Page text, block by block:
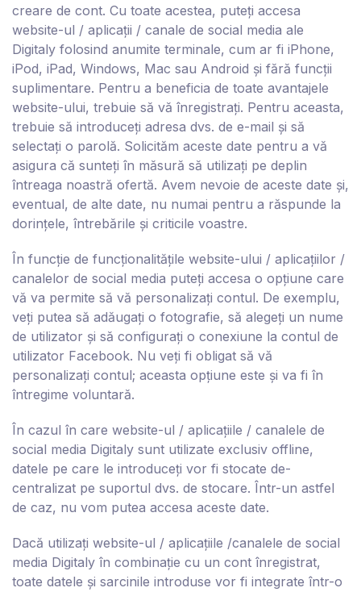
creare de cont. Cu toate acestea, puteți accesa
website-ul / aplicații / canale de social media ale
Digitaly folosind anumite terminale, cum ar fi iPhone,
iPod, iPad, Windows, Mac sau Android și fără funcții
suplimentare. Pentru a beneficia de toate avantajele
website-ului, trebuie să vă înregistrați. Pentru aceasta,
trebuie să introduceți adresa dvs. de e-mail și să
selectați o parolă. Solicităm aceste date pentru a vă
asigura că sunteți în măsură să utilizați pe deplin
întreaga noastră ofertă. Avem nevoie de aceste date și,
eventual, de alte date, nu numai pentru a răspunde la
dorințele, întrebările și criticile voastre.
În funcție de funcționalitățile website-ului / aplicațiilor /
canalelor de social media puteți accesa o opțiune care
vă va permite să vă personalizați contul. De exemplu,
veți putea să adăugați o fotografie, să alegeți un nume
de utilizator și să configurați o conexiune la contul de
utilizator Facebook. Nu veți fi obligat să vă
personalizați contul; aceasta opțiune este și va fi în
întregime voluntară.
În cazul în care website-ul / aplicațiile / canalele de
social media Digitaly sunt utilizate exclusiv offline,
datele pe care le introduceți vor fi stocate de-
centralizat pe suportul dvs. de stocare. Într-un astfel
de caz, nu vom putea accesa aceste date.
Dacă utilizați website-ul / aplicațiile /canalele de social
media Digitaly în combinație cu un cont înregistrat,
toate datele și sarcinile introduse vor fi integrate într-o